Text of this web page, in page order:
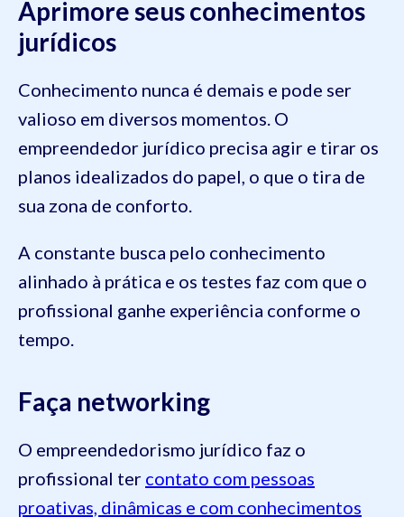
Aprimore seus conhecimentos
jurídicos
Conhecimento nunca é demais e pode ser
valioso em diversos momentos. O
empreendedor jurídico precisa agir e tirar os
planos idealizados do papel, o que o tira de
sua zona de conforto.
A constante busca pelo conhecimento
alinhado à prática e os testes faz com que o
profissional ganhe experiência conforme o
tempo.
Faça networking
O empreendedorismo jurídico faz o
profissional ter contato com pessoas
proativas, dinâmicas e com conhecimentos